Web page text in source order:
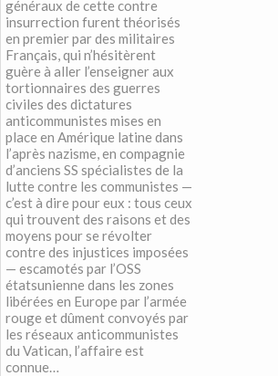
généraux de cette contre
insurrection furent théorisés
en premier par des militaires
Français, qui n’hésitèrent
guère à aller l’enseigner aux
tortionnaires des guerres
civiles des dictatures
anticommunistes mises en
place en Amérique latine dans
l’après nazisme, en compagnie
d’anciens SS spécialistes de la
lutte contre les communistes —
c’est à dire pour eux : tous ceux
qui trouvent des raisons et des
moyens pour se révolter
contre des injustices imposées
— escamotés par l’OSS
étatsunienne dans les zones
libérées en Europe par l’armée
rouge et dûment convoyés par
les réseaux anticommunistes
du Vatican, l’affaire est
connue…